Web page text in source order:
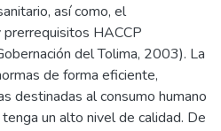
así como, el
HACCP
del Tolima, 2003). La
de forma eficiente,
destinadas al consumo humano
un alto nivel de calidad. De